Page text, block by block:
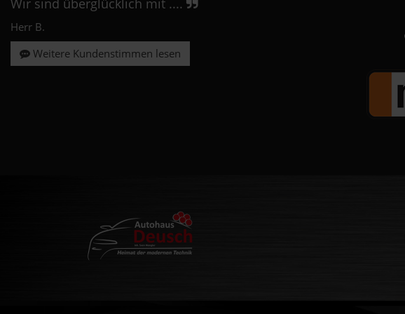
Wir sind überglücklich mit ....
Herr B.
Weitere Kundenstimmen lesen